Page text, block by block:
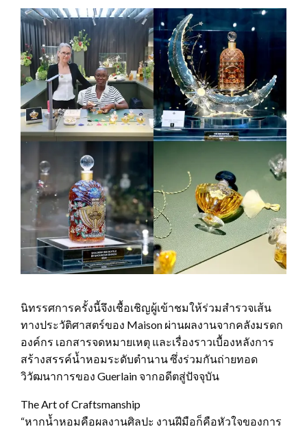
นิทรรศการครั้งนี้จึงเชื้อเชิญผู้เข้าชมให้ร่วมสำรวจเส้น
ทางประวัติศาสตร์ของ Maison ผ่านผลงานจากคลังมรดก
องค์กร เอกสารจดหมายเหตุ และเรื่องราวเบื้องหลังการ
สร้างสรรค์น้ำหอมระดับตำนาน ซึ่งร่วมกันถ่ายทอด
วิวัฒนาการของ Guerlain จากอดีตสู่ปัจจุบัน
The Art of Craftsmanship
“หากน้ำหอมคือผลงานศิลปะ งานฝีมือก็คือหัวใจของการ